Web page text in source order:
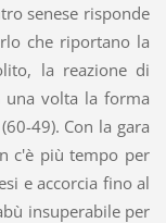
senese risponde
che riportano la
la reazione di
una volta la forma
49). Con la gara
c'è più tempo per
e accorcia fino al
insuperabile per